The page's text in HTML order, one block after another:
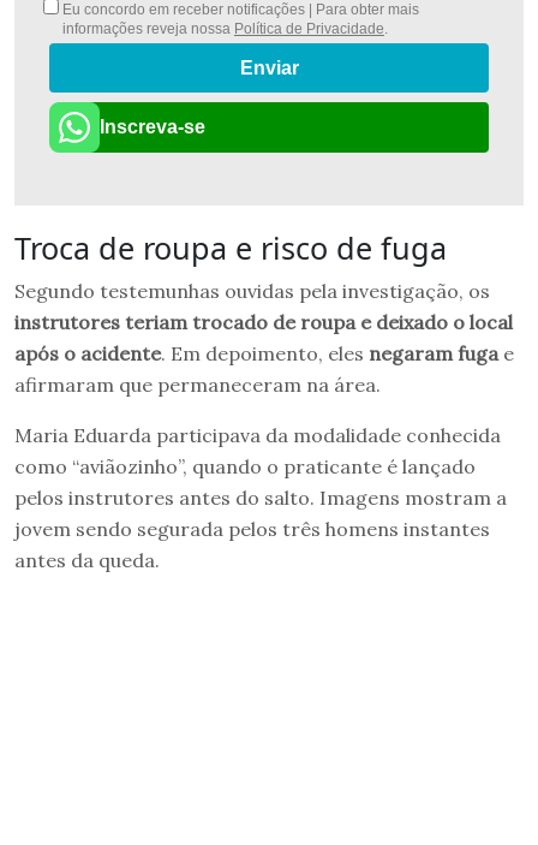
Eu concordo em receber notificações | Para obter mais
informações reveja nossa Política de Privacidade.
Enviar
Inscreva-se
Troca de roupa e risco de fuga
Segundo testemunhas ouvidas pela investigação, os
instrutores teriam trocado de roupa e deixado o local
após o acidente. Em depoimento, eles negaram fuga e
afirmaram que permaneceram na área.
Maria Eduarda participava da modalidade conhecida
como “aviãozinho”, quando o praticante é lançado
pelos instrutores antes do salto. Imagens mostram a
jovem sendo segurada pelos três homens instantes
antes da queda.